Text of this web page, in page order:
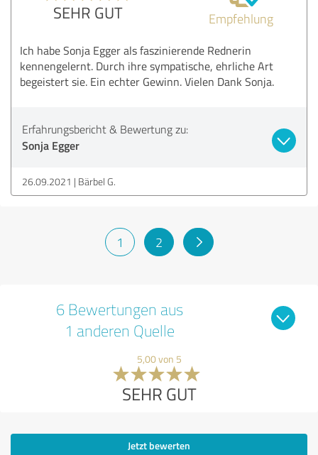
SEHR GUT Empfehlung
Ich habe Sonja Egger als faszinierende Rednerin
kennengelernt. Durch ihre sympatische, ehrliche Art
begeistert sie. Ein echter Gewinn. Vielen Dank Sonja.
Erfahrungsbericht & Bewertung zu:
Sonja Egger
26.09.2021 Bärbel G.
1 2
6 Bewertungen aus
1 anderen Quelle
5,00 von 5
SEHR GUT
Jetzt bewerten